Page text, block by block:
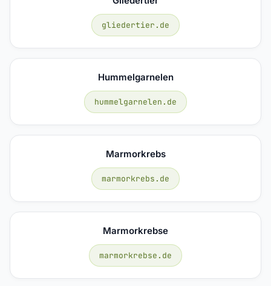
gliedertier.de
Hummelgarnelen
hummelgarnelen.de
Marmorkrebs
marmorkrebs.de
Marmorkrebse
marmorkrebse.de